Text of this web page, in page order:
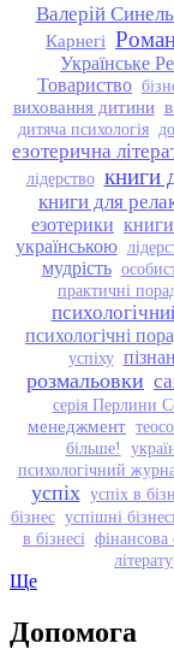
Валерій
Карнегі
Українське
Товариство
виховання дитини
дитяча психологія
езотерична
лідерство книги
книги для
езотерики книги
українською
мудрість
практичні
психологічні
успіху
розмальовки
серія Перлини
менеджмент
більше!
психологічний
успіх успіх в
бізнес успішні
в бізнесі фінансова
Ще
Допомога